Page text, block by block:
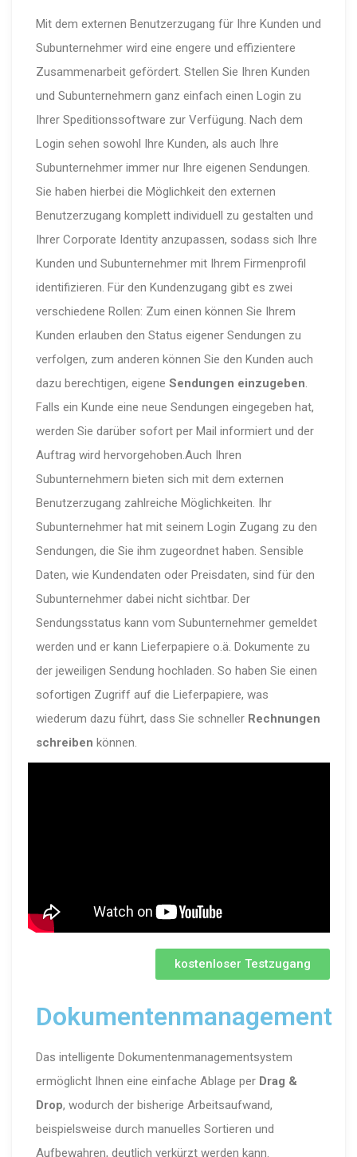
Mit dem externen Benutzerzugang für Ihre Kunden und
Subunternehmer wird eine engere und effizientere
Zusammenarbeit gefördert. Stellen Sie Ihren Kunden
und Subunternehmern ganz einfach einen Login zu
Ihrer Speditionssoftware zur Verfügung. Nach dem
Login sehen sowohl Ihre Kunden, als auch Ihre
Subunternehmer immer nur Ihre eigenen Sendungen.
Sie haben hierbei die Möglichkeit den externen
Benutzerzugang komplett individuell zu gestalten und
Ihrer Corporate Identity anzupassen, sodass sich Ihre
Kunden und Subunternehmer mit Ihrem Firmenprofil
identifizieren. Für den Kundenzugang gibt es zwei
verschiedene Rollen: Zum einen können Sie Ihrem
Kunden erlauben den Status eigener Sendungen zu
verfolgen, zum anderen können Sie den Kunden auch
dazu berechtigen, eigene Sendungen einzugeben.
Falls ein Kunde eine neue Sendungen eingegeben hat,
werden Sie darüber sofort per Mail informiert und der
Auftrag wird hervorgehoben.Auch Ihren
Subunternehmern bieten sich mit dem externen
Benutzerzugang zahlreiche Möglichkeiten. Ihr
Subunternehmer hat mit seinem Login Zugang zu den
Sendungen, die Sie ihm zugeordnet haben. Sensible
Daten, wie Kundendaten oder Preisdaten, sind für den
Subunternehmer dabei nicht sichtbar. Der
Sendungsstatus kann vom Subunternehmer gemeldet
werden und er kann Lieferpapiere o.ä. Dokumente zu
der jeweiligen Sendung hochladen. So haben Sie einen
sofortigen Zugriff auf die Lieferpapiere, was
wiederum dazu führt, dass Sie schneller Rechnungen
schreiben können.
kostenloser Testzugang
Dokumentenmanagement
Das intelligente Dokumentenmanagementsystem
ermöglicht Ihnen eine einfache Ablage per Drag &
Drop, wodurch der bisherige Arbeitsaufwand,
beispielsweise durch manuelles Sortieren und
Aufbewahren, deutlich verkürzt werden kann.